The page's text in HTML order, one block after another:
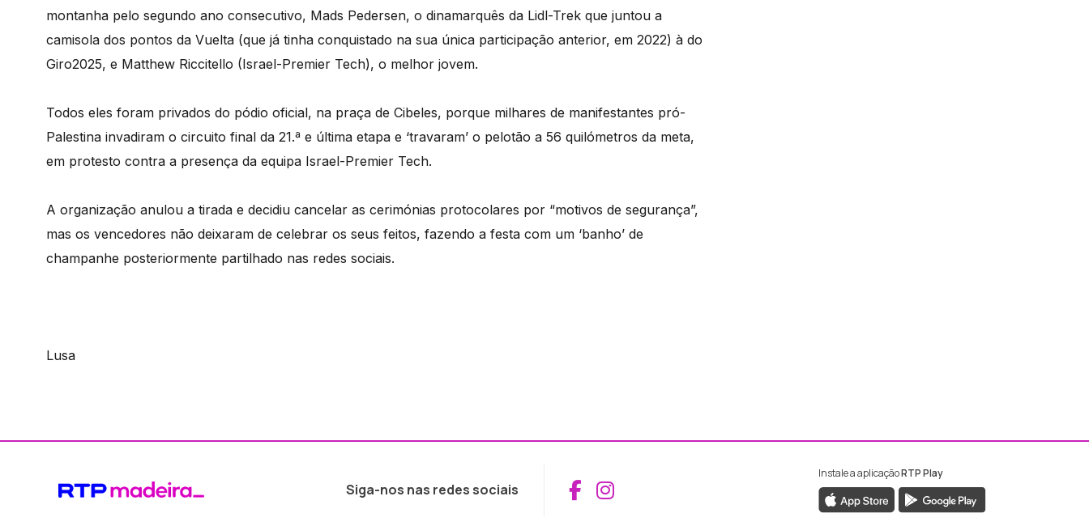
montanha pelo segundo ano consecutivo, Mads Pedersen, o dinamarquês da Lidl-Trek que juntou a
camisola dos pontos da Vuelta (que já tinha conquistado na sua única participação anterior, em 2022) à do
Giro2025, e Matthew Riccitello (Israel-Premier Tech), o melhor jovem.
Todos eles foram privados do pódio oficial, na praça de Cibeles, porque milhares de manifestantes pró-
Palestina invadiram o circuito final da 21.ª e última etapa e ‘travaram’ o pelotão a 56 quilómetros da meta,
em protesto contra a presença da equipa Israel-Premier Tech.
A organização anulou a tirada e decidiu cancelar as cerimónias protocolares por “motivos de segurança”,
mas os vencedores não deixaram de celebrar os seus feitos, fazendo a festa com um ‘banho’ de
champanhe posteriormente partilhado nas redes sociais.
Lusa
Siga-nos nas redes sociais Aceder ao Facebook da RTP Madeira
Aceder ao Instagram da RTP Madeira
Instale a aplicaçãoRTP Play